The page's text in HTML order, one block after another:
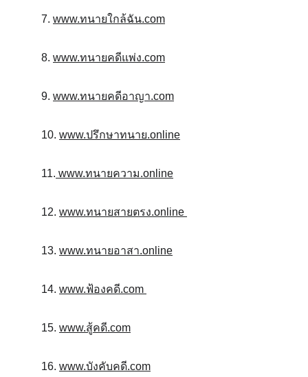
7. www.ทนายใกล้ฉัน.com
8. www.ทนายคดีแพ่ง.com
9. www.ทนายคดีอาญา.com
10. www.ปรึกษาทนาย.online
11. www.ทนายความ.online
12. www.ทนายสายตรง.online
13. www.ทนายอาสา.online
14. www.ฟ้องคดี.com
15. www.สู้คดี.com
16. www.บังคับคดี.com